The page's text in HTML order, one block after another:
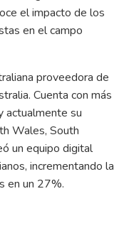
el impacto de los
en el campo
proveedora de
Cuenta con más
actualmente su
Wales, South
un equipo digital
incrementando la
en un 27%.